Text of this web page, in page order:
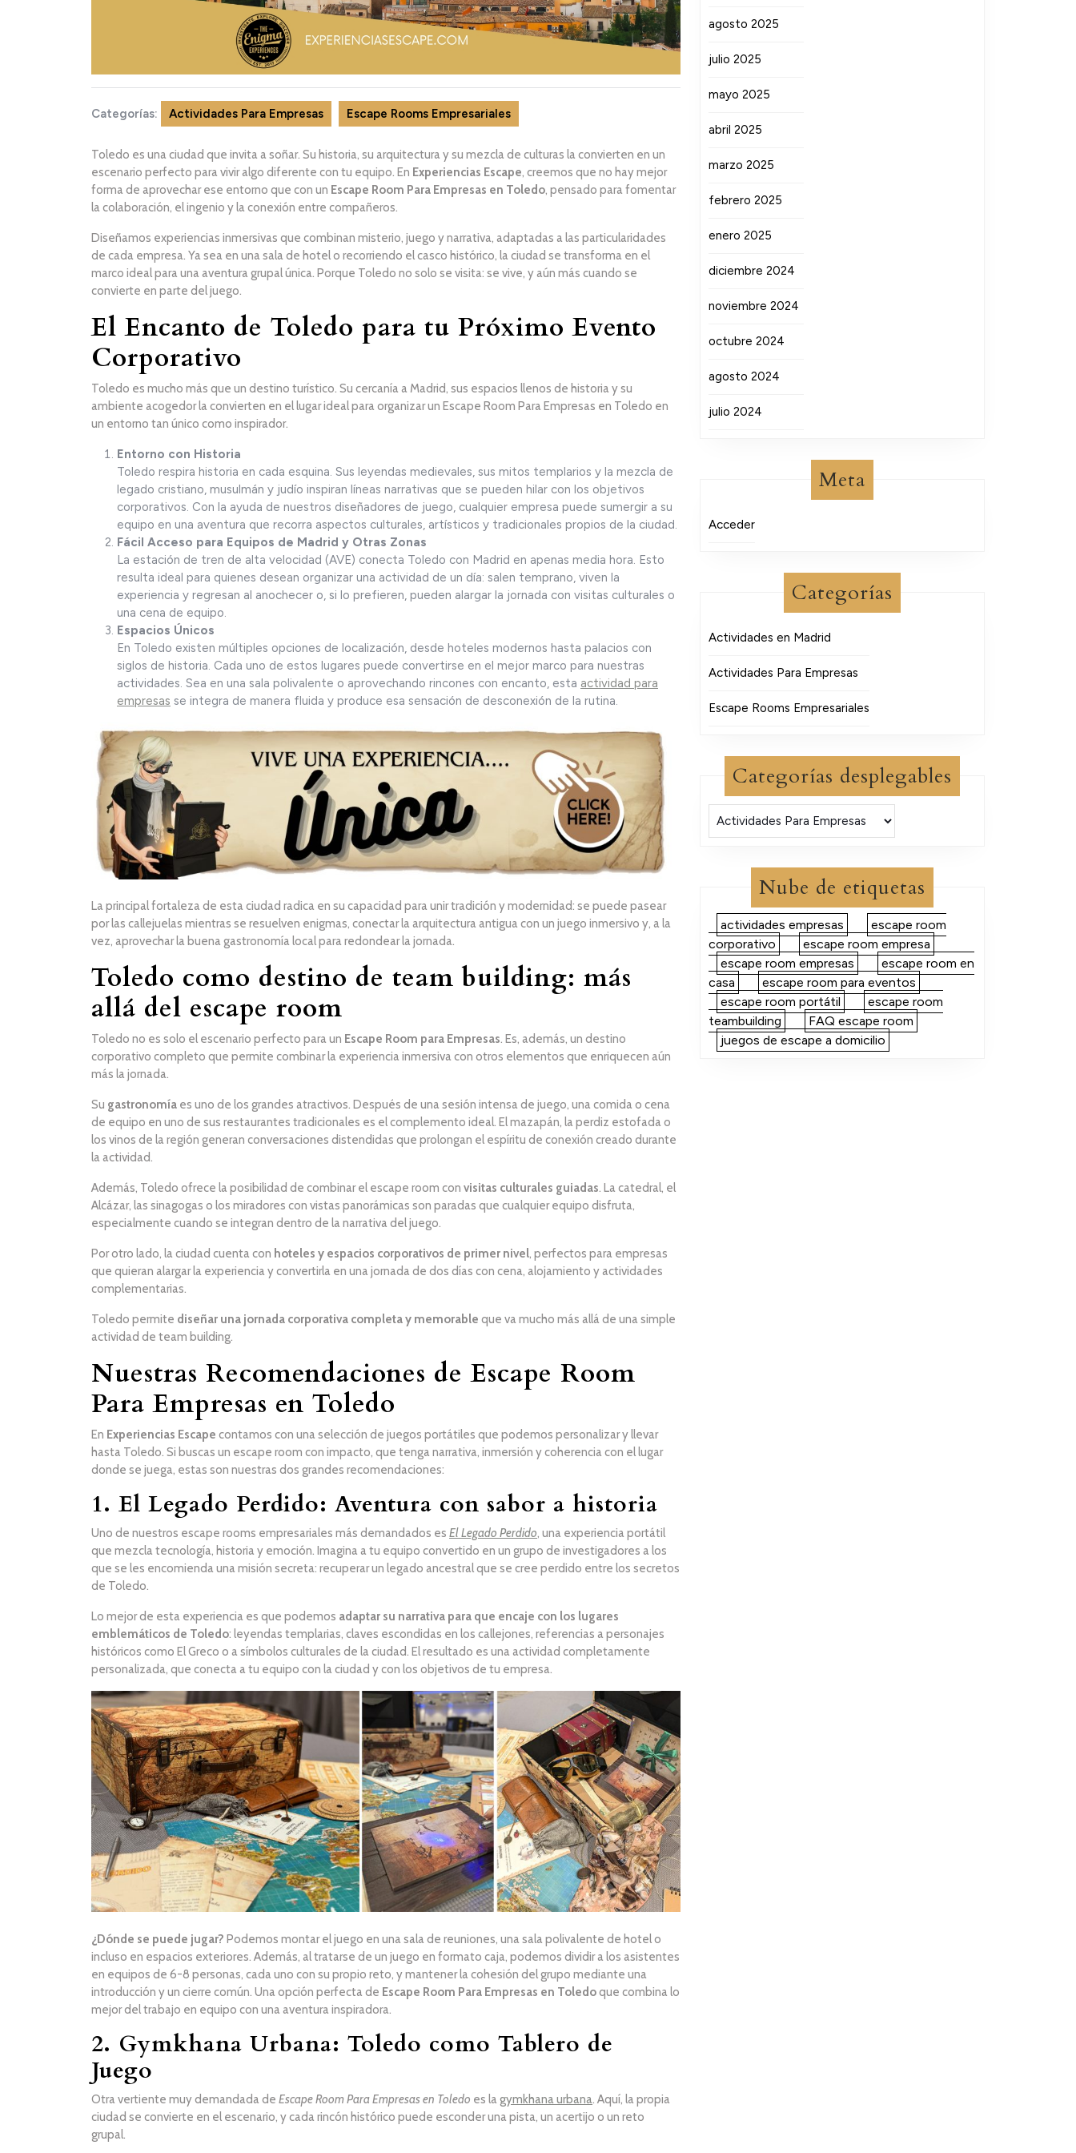
Categorías: Actividades Para Empresas Escape Rooms Empresariales
Toledo es una ciudad que invita a soñar. Su historia, su arquitectura y su mezcla de culturas la convierten en un
escenario perfecto para vivir algo diferente con tu equipo. En Experiencias Escape, creemos que no hay mejor
forma de aprovechar ese entorno que con un Escape Room Para Empresas en Toledo, pensado para fomentar
la colaboración, el ingenio y la conexión entre compañeros.
Diseñamos experiencias inmersivas que combinan misterio, juego y narrativa, adaptadas a las particularidades
de cada empresa. Ya sea en una sala de hotel o recorriendo el casco histórico, la ciudad se transforma en el
marco ideal para una aventura grupal única. Porque Toledo no solo se visita: se vive, y aún más cuando se
convierte en parte del juego.
El Encanto de Toledo para tu Próximo Evento
Corporativo
Toledo es mucho más que un destino turístico. Su cercanía a Madrid, sus espacios llenos de historia y su
ambiente acogedor la convierten en el lugar ideal para organizar un Escape Room Para Empresas en Toledo en
un entorno tan único como inspirador.
Entorno con Historia
Toledo respira historia en cada esquina. Sus leyendas medievales, sus mitos templarios y la mezcla de
legado cristiano, musulmán y judío inspiran líneas narrativas que se pueden hilar con los objetivos
corporativos. Con la ayuda de nuestros diseñadores de juego, cualquier empresa puede sumergir a su
equipo en una aventura que recorra aspectos culturales, artísticos y tradicionales propios de la ciudad.
Fácil Acceso para Equipos de Madrid y Otras Zonas
La estación de tren de alta velocidad (AVE) conecta Toledo con Madrid en apenas media hora. Esto
resulta ideal para quienes desean organizar una actividad de un día: salen temprano, viven la
experiencia y regresan al anochecer o, si lo prefieren, pueden alargar la jornada con visitas culturales o
una cena de equipo.
Espacios Únicos
En Toledo existen múltiples opciones de localización, desde hoteles modernos hasta palacios con
siglos de historia. Cada uno de estos lugares puede convertirse en el mejor marco para nuestras
actividades. Sea en una sala polivalente o aprovechando rincones con encanto, esta actividad para
empresas se integra de manera fluida y produce esa sensación de desconexión de la rutina.
La principal fortaleza de esta ciudad radica en su capacidad para unir tradición y modernidad: se puede pasear
por las callejuelas mientras se resuelven enigmas, conectar la arquitectura antigua con un juego inmersivo y, a la
vez, aprovechar la buena gastronomía local para redondear la jornada.
Toledo como destino de team building: más
allá del escape room
Toledo no es solo el escenario perfecto para un Escape Room para Empresas. Es, además, un destino
corporativo completo que permite combinar la experiencia inmersiva con otros elementos que enriquecen aún
más la jornada.
Su gastronomía es uno de los grandes atractivos. Después de una sesión intensa de juego, una comida o cena
de equipo en uno de sus restaurantes tradicionales es el complemento ideal. El mazapán, la perdiz estofada o
los vinos de la región generan conversaciones distendidas que prolongan el espíritu de conexión creado durante
la actividad.
Además, Toledo ofrece la posibilidad de combinar el escape room con visitas culturales guiadas. La catedral, el
Alcázar, las sinagogas o los miradores con vistas panorámicas son paradas que cualquier equipo disfruta,
especialmente cuando se integran dentro de la narrativa del juego.
Por otro lado, la ciudad cuenta con hoteles y espacios corporativos de primer nivel, perfectos para empresas
que quieran alargar la experiencia y convertirla en una jornada de dos días con cena, alojamiento y actividades
complementarias.
Toledo permite diseñar una jornada corporativa completa y memorable que va mucho más allá de una simple
actividad de team building.
Nuestras Recomendaciones de Escape Room
Para Empresas en Toledo
En Experiencias Escape contamos con una selección de juegos portátiles que podemos personalizar y llevar
hasta Toledo. Si buscas un escape room con impacto, que tenga narrativa, inmersión y coherencia con el lugar
donde se juega, estas son nuestras dos grandes recomendaciones:
1. El Legado Perdido: Aventura con sabor a historia
Uno de nuestros escape rooms empresariales más demandados es El Legado Perdido, una experiencia portátil
que mezcla tecnología, historia y emoción. Imagina a tu equipo convertido en un grupo de investigadores a los
que se les encomienda una misión secreta: recuperar un legado ancestral que se cree perdido entre los secretos
de Toledo.
Lo mejor de esta experiencia es que podemos adaptar su narrativa para que encaje con los lugares
emblemáticos de Toledo: leyendas templarias, claves escondidas en los callejones, referencias a personajes
históricos como El Greco o a símbolos culturales de la ciudad. El resultado es una actividad completamente
personalizada, que conecta a tu equipo con la ciudad y con los objetivos de tu empresa.
¿Dónde se puede jugar? Podemos montar el juego en una sala de reuniones, una sala polivalente de hotel o
incluso en espacios exteriores. Además, al tratarse de un juego en formato caja, podemos dividir a los asistentes
en equipos de 6-8 personas, cada uno con su propio reto, y mantener la cohesión del grupo mediante una
introducción y un cierre común. Una opción perfecta de Escape Room Para Empresas en Toledoque combina lo
mejor del trabajo en equipo con una aventura inspiradora.
2. Gymkhana Urbana: Toledo como Tablero de
Juego
Otra vertiente muy demandada de Escape Room Para Empresas en Toledo es lagymkhana urbana. Aquí, la propia
ciudad se convierte en el escenario, y cada rincón histórico puede esconder una pista, un acertijo o un reto
grupal.
agosto 2025
julio 2025
mayo 2025
abril 2025
marzo 2025
febrero 2025
enero 2025
diciembre 2024
noviembre 2024
octubre 2024
agosto 2024
julio 2024
Meta
Acceder
Categorías
Actividades en Madrid
Actividades Para Empresas
Escape Rooms Empresariales
Categorías desplegables
Nube de etiquetas
actividades empresas
escape room
corporativo
escape room empresa
escape room empresas
escape room en
casa
escape room para eventos
escape room portátil
escape room
teambuilding
FAQ escape room
juegos de escape a domicilio